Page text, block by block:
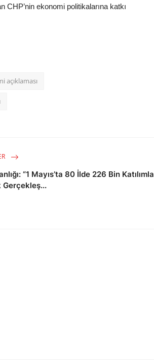
CHP’nin ekonomi politikalarına katkı
açıklaması
“1 Mayıs’ta 80 İlde 226 Bin Katılımla
Gerçekleş...